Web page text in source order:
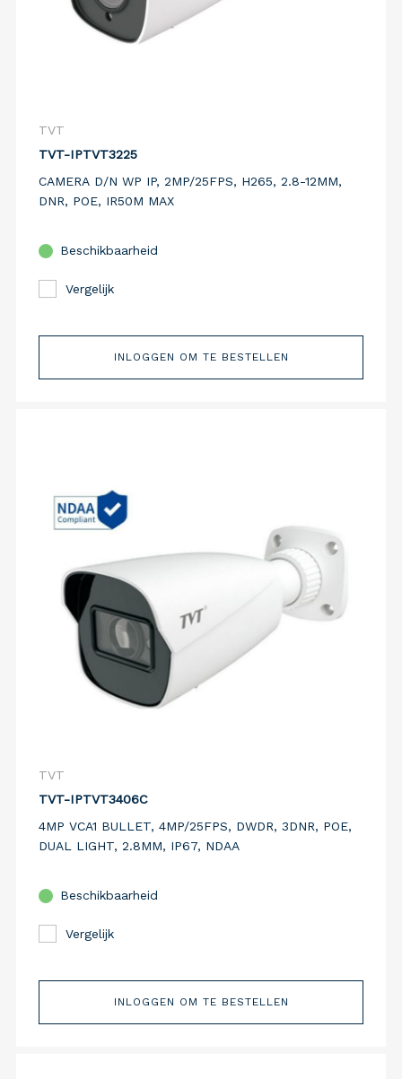
TVT
TVT-IPTVT3225
CAMERA D/N WP IP, 2MP/25FPS, H265, 2.8-12MM,
DNR, POE, IR50M MAX
Beschikbaarheid
Vergelijk
INLOGGEN OM TE BESTELLEN
TVT
TVT-IPTVT3406C
4MP VCA1 BULLET, 4MP/25FPS, DWDR, 3DNR, POE,
DUAL LIGHT, 2.8MM, IP67, NDAA
Beschikbaarheid
Vergelijk
INLOGGEN OM TE BESTELLEN